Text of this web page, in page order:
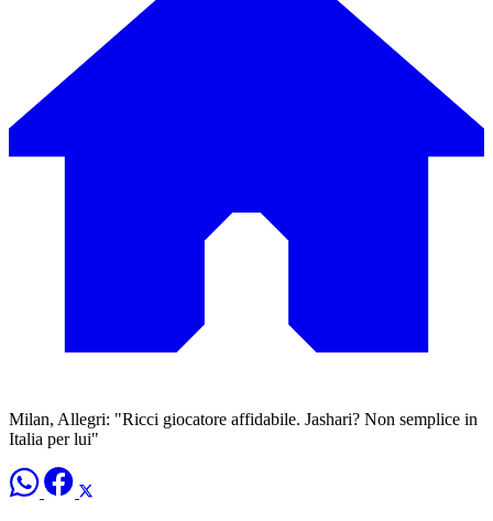
Milan, Allegri: "Ricci giocatore affidabile. Jashari? Non semplice in
Italia per lui"